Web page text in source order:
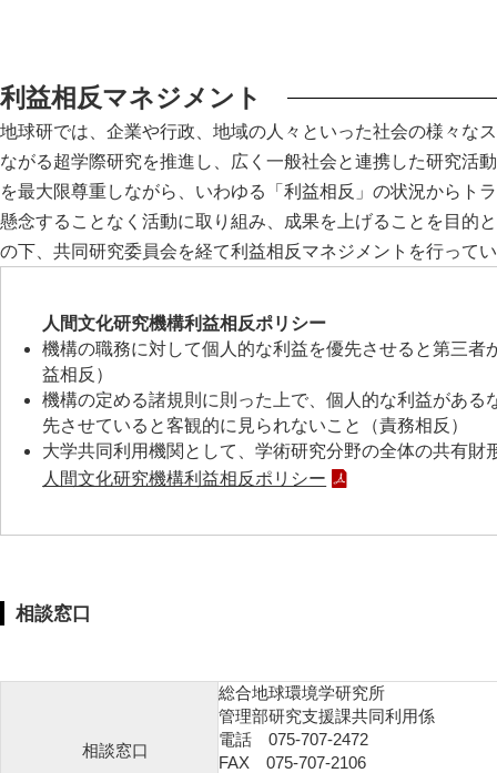
利益相反マネジメント
地球研では、企業や行政、地域の人々といった社会の様々な
ながる超学際研究を推進し、広く一般社会と連携した研究活
を最大限尊重しながら、いわゆる「利益相反」の状況からト
懸念することなく活動に取り組み、成果を上げることを目的
の下、共同研究委員会を経て利益相反マネジメントを行って
人間文化研究機構利益相反ポリシー
機構の職務に対して個人的な利益を優先させると第三者
益相反）
機構の定める諸規則に則った上で、個人的な利益がある
先させていると客観的に見られないこと（責務相反）
大学共同利用機関として、学術研究分野の全体の共有財
人間文化研究機構利益相反ポリシー
相談窓口
相談窓口
総合地球環境学研究所
管理部研究支援課共同利用係
電話 075-707-2472
FAX 075-707-2106